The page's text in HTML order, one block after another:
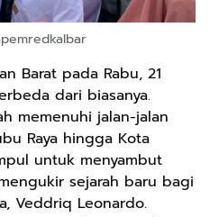
Barat pada Rabu, 21
dari biasanya.
memenuhi jalan-jalan
Raya hingga Kota
untuk menyambut
sejarah baru bagi
Veddriq Leonardo.